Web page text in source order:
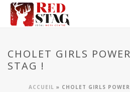
CHOLET GIRLS
STAG !
ACCUEIL » CHOLET GIRLS